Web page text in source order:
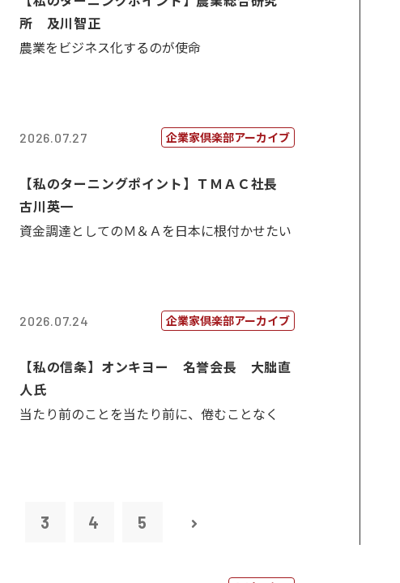
所 及川智正
農業をビジネス化するのが使命
2026.07.27 企業家倶楽部アーカイブ
【私のターニングポイント】ＴＭＡＣ社長
古川英一
資金調達としてのＭ＆Ａを日本に根付かせたい
2026.07.24 企業家倶楽部アーカイブ
【私の信条】オンキヨー 名誉会長 大朏直
人氏
当たり前のことを当たり前に、倦むことなく
3 4 5